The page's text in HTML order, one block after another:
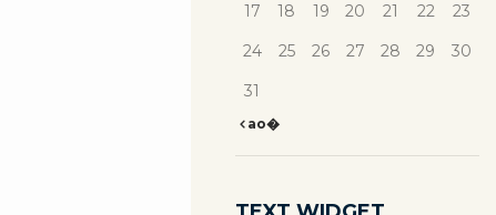
17
18 19 20 21 22
23
24
25 26 27 28 29
30
31
ao�